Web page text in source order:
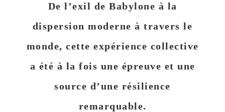
De l’exil de Babylone à la
dispersion moderne à travers le
monde, cette expérience collective
a été à la fois une épreuve et une
source d’une résilience
remarquable.